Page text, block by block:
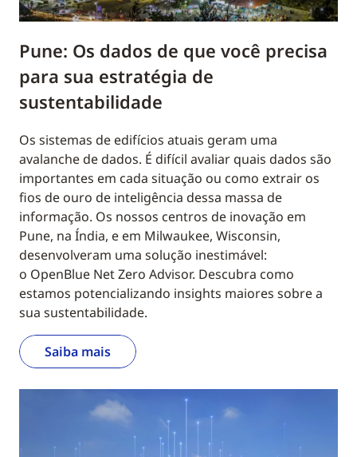
Pune: Os dados de que você precisa
para sua estratégia de
sustentabilidade
Os sistemas de edifícios atuais geram uma
avalanche de dados. É difícil avaliar quais dados são
importantes em cada situação ou como extrair os
fios de ouro de inteligência dessa massa de
informação. Os nossos centros de inovação em
Pune, na Índia, e em Milwaukee, Wisconsin,
desenvolveram uma solução inestimável:
o OpenBlue Net Zero Advisor. Descubra como
estamos potencializando insights maiores sobre a
sua sustentabilidade.
Saiba mais